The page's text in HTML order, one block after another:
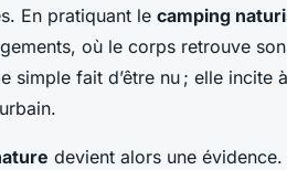
En pratiquant le camping
où le corps retrouve
simple fait d’être nu ; elle
devient alors une